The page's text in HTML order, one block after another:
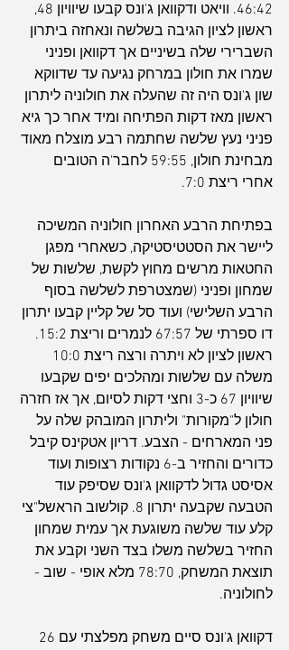
46:42. וויאט ודקוואן ג'ונס קבעו שיוויון 48,
ראשון לציון הגיבה בשלשה ונאחזה ביתרון
השברירי שלה בשיניים אך דקוואן ופניני
שמרו את חולון במרחק נגיעה עד שדווקא
שון ג'ונס היה זה שהעלה את חולוניה ליתרון
ראשון מאז דקות הפתיחה ומיד אחר כך גיא
פניני נעץ שלשה שחתמה רבע מוצלח מאוד
מבחינת חולון, 59:55 לחבר'ה הטובים
אחרי ריצת 7:0.
בפתיחת הרבע האחרון חולוניה המשיכה
ליישר את הסטטיסטיקה, כשאחרי מפגן
החטאות מרשים מחוץ לקשת, שלשות של
שמחון ופניני (שמצטרפת לשלשה בסוף
הרבע השלישי) ועוד סל של קליין קבעו יתרון
דו ספרתי של 67:57 לנמרים וריצת 15:2.
משלה עם שלשות ומהלכים יפים שקבעו
שיוויון 67 כ-3 וחצי דקות לסיום, אך אז חזרה
חולון ל"מקורות" וליתרון המובהק שלה על
פני המארחים - הצבע. דריון אטקינס קיבל
כדורים והחזיר ב-6 נקודות רצופות ועוד
אסיסט גדול לדקוואן ג'ונס שסיפק עוד
הטבעה שקבעה יתרון 8. קולשוב הראשל"צי
קלע עוד שלשה משוגעת אך עמית שמחון
החזיר בשלשה משלו בצד השני וקבע את
תוצאת המשחק, 78:70 מלא אופי - שוב -
לחולוניה.